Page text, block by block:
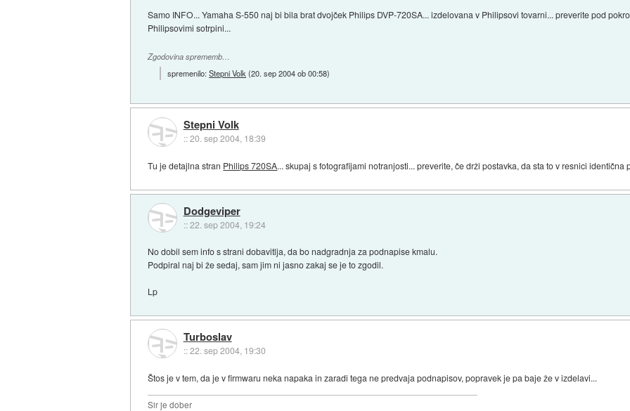
Samo INFO... Yamaha S-550 naj bi bila brat dvojček Philips DVP-720SA... izdelovana v Philipsovi tovarni... preverite pod
Philipsovimi sotrpini...
Zgodovina sprememb…
spremenilo:Stepni Volk (20. sep 2004 ob 00:58)
Stepni Volk
::20. sep 2004, 18:39
Tu je detajlna stran Philips 720SA... skupaj s fotografijami notranjosti... preverite, če drži postavka, da sta to v resnici identična
Dodgeviper
::22. sep 2004, 19:24
No dobil sem info s strani dobavitlja, da bo nadgradnja za podnapise kmalu.
Podpiral naj bi že sedaj, sam jim ni jasno zakaj se je to zgodil.
Lp
Turboslav
::22. sep 2004, 19:30
Štos je v tem, da je v firmwaru neka napaka in zaradi tega ne predvaja podnapisov, popravek je pa baje že v izdelavi...
Sir je dober